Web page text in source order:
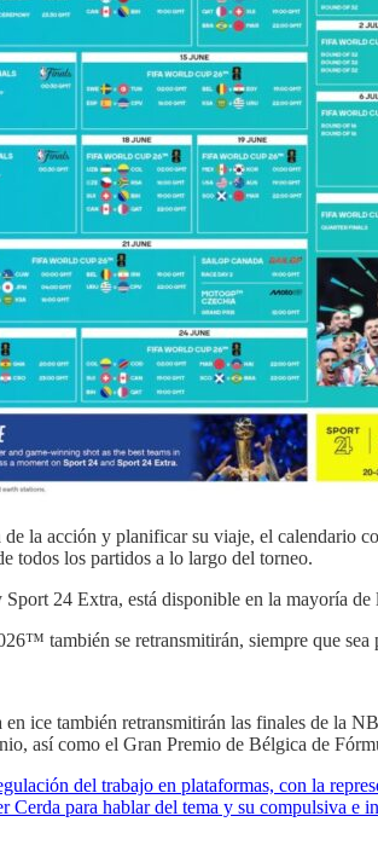
de la acción y planificar su viaje, el
todos los partidos a lo largo del torneo.
24 Extra, está disponible en la mayoría
también se retransmitirán, siempre que sea
ice también retransmitirán las finales de la
así como el Gran Premio de Bélgica de
del trabajo en plataformas, con la
Cerda para hablar del tema y su compulsiva e